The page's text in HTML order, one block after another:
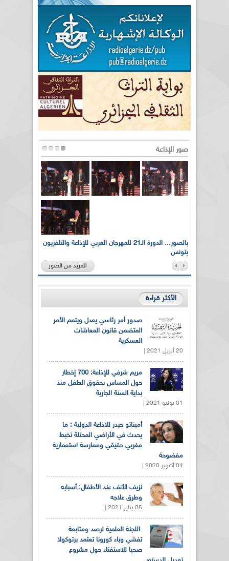
صور الإذاعة
بالصور... الدورة الـ21 للمهرجان العربي للإذاعة والتلفزيون
بتونس
المزيد من الصور
الأكثر قراءة
صدور أمر رئاسي يعدل ويتمم الأمر
المتضمن قانون المعاشات
العسكرية
20 أبريل 2021 |
مريم شرفي للإذاعة: 700 إخطار
حول المساس بحقوق الطفل منذ
بداية السنة الجارية
01 يونيو 2021 |
أميناتو حيدر للاذاعة الدولية : ما
يحدث في الأراضي المحتلة تخبط
مغربي حقيقي وممارسة استعمارية
مفضوحة
04 أكتوبر 2020 |
نزيف الأنف عند الأطفال: أسبابه
وطرق علاجه
05 يناير 2021 |
اللجنة العلمية لرصد ومتابعة
تفشي وباء كورونا تعتمد برتوكولا
صحيا للاستفتاء حول مشروع